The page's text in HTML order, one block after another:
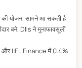
योजना सामने आ सकती है
बने, DIIs ने मुनाफावसूली
IIFL Finance में 0.4%